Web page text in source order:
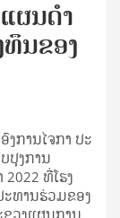
ແຜນດໍາ
ທຶນຂອງ
ການໄຈກາ ປະ
ປຸງການ
ທີ່ໂຮງ
ະທານຮ່ວມຂອງ